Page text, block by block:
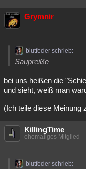
Grymnir
blutfeder schrieb:
Saupreiße
bei uns heißen die
und sieht, weiß man
(Ich teile diese Meinung
KillingTime
ehemaliges Mitglied
blutfeder schrieb: